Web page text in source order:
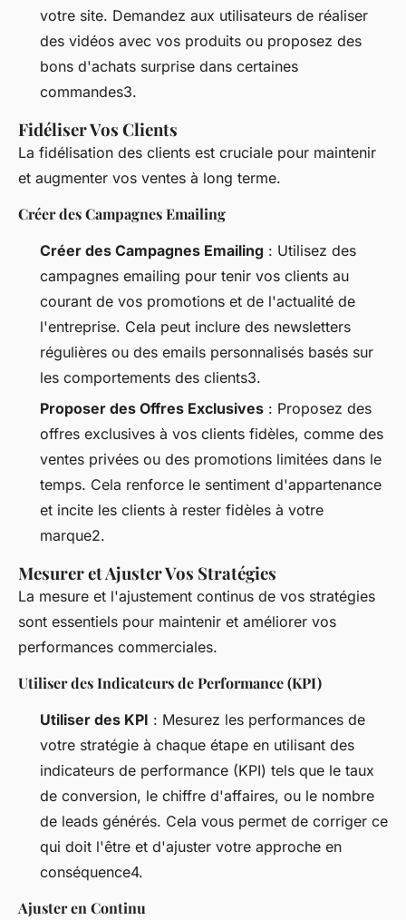
votre site. Demandez aux utilisateurs de réaliser
des vidéos avec vos produits ou proposez des
bons d'achats surprise dans certaines
commandes3.
Fidéliser Vos Clients
La fidélisation des clients est cruciale pour maintenir
et augmenter vos ventes à long terme.
Créer des Campagnes Emailing
Créer des Campagnes Emailing : Utilisez des
campagnes emailing pour tenir vos clients au
courant de vos promotions et de l'actualité de
l'entreprise. Cela peut inclure des newsletters
régulières ou des emails personnalisés basés sur
les comportements des clients3.
Proposer des Offres Exclusives : Proposez des
offres exclusives à vos clients fidèles, comme des
ventes privées ou des promotions limitées dans le
temps. Cela renforce le sentiment d'appartenance
et incite les clients à rester fidèles à votre
marque2.
Mesurer et Ajuster Vos Stratégies
La mesure et l'ajustement continus de vos stratégies
sont essentiels pour maintenir et améliorer vos
performances commerciales.
Utiliser des Indicateurs de Performance (KPI)
Utiliser des KPI : Mesurez les performances de
votre stratégie à chaque étape en utilisant des
indicateurs de performance (KPI) tels que le taux
de conversion, le chiffre d'affaires, ou le nombre
de leads générés. Cela vous permet de corriger ce
qui doit l'être et d'ajuster votre approche en
conséquence4.
Ajuster en Continu